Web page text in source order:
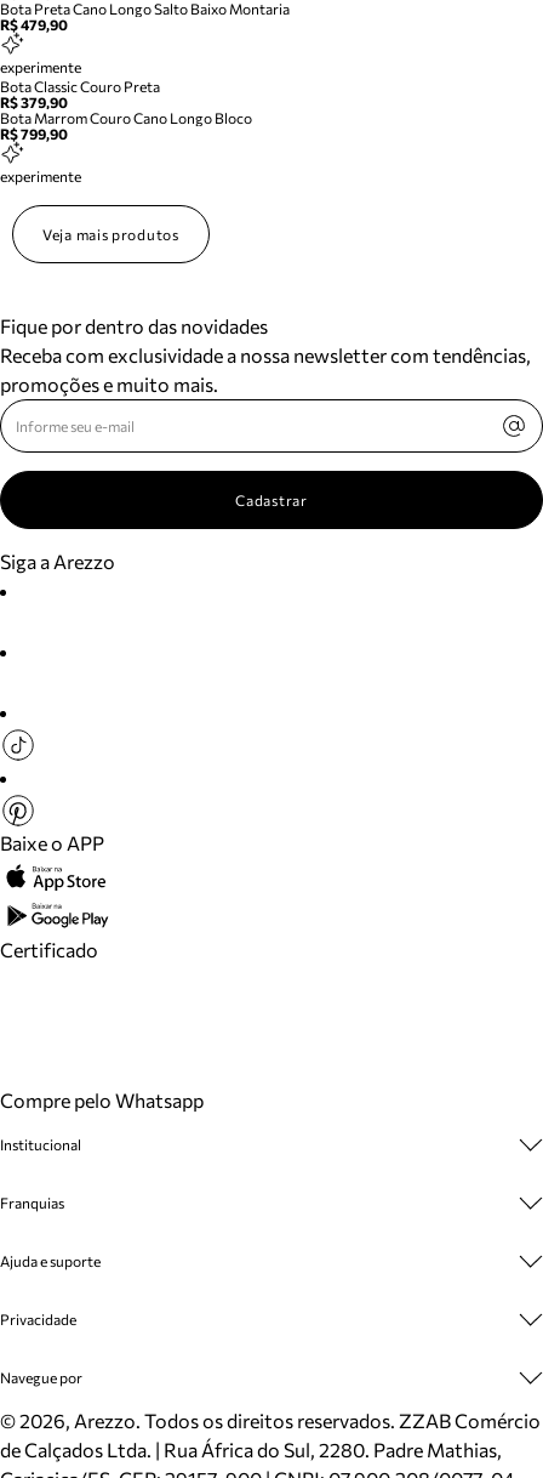
Bota Preta Cano Longo Salto Baixo Montaria
R$ 479,90
experimente
Bota Classic Couro Preta
R$ 379,90
Bota Marrom Couro Cano Longo Bloco
R$ 799,90
experimente
Veja mais produtos
Fique por dentro das novidades
Receba com exclusividade a nossa newsletter com tendências,
promoções e muito mais.
Cadastrar
Siga a Arezzo
Baixe o APP
Certificado
Compre pelo Whatsapp
Institucional
Cashback
Venda Corporativa
Mapa do Site
Inverno
Mundo Arezzo
Franquias
Plano de Negócio
Ajuda e suporte
Cadastro
Meus Pedidos
Trocas e Devoluções
Cartão Presente
Privacidade
Politica e Privacidade
Navegue por
Sapatos
Bolsas
©2026, Arezzo. Todos os direitos reservados. ZZAB Comércio
de Calçados Ltda. | Rua África do Sul, 2280. Padre Mathias,